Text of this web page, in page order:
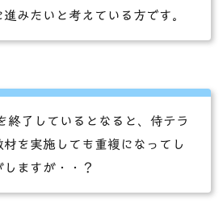
進みたいと考えている方です。
終了しているとなると、侍テラ
材を実施しても重複になってし
しますが・・？